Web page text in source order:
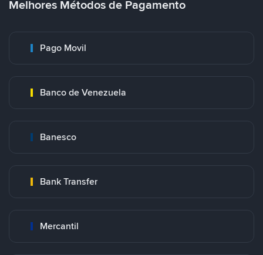
Melhores Métodos de Pagamento
Pago Movil
Banco de Venezuela
Banesco
Bank Transfer
Mercantil